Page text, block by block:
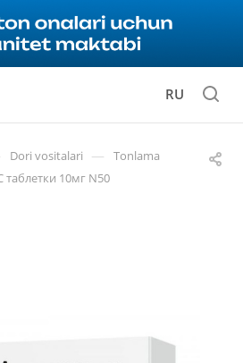
RU
Dori vositalari — Tonlama
10мг N50